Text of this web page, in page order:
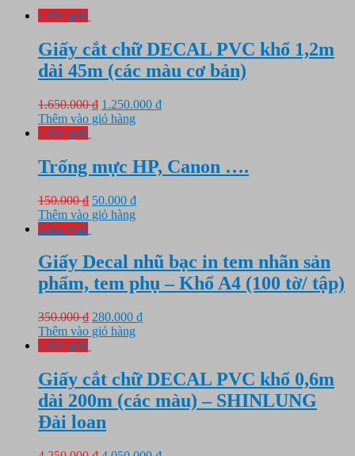
Giảm giá!
Giấy cắt chữ DECAL PVC khổ 1,2m
dài 45m (các màu cơ bản)
1.650.000₫ Giá
gốc
1.250.000 ₫Giá
1.250.000 ₫.
Thêm vào giỏ hàng
Giảm giá!
Trống mực HP, Canon ….
150.000₫ Giá
gốc
50.000 ₫Giá
50.000 ₫.
Thêm vào giỏ hàng
Giảm giá!
Giấy Decal nhũ bạc in tem nhãn sản
phẩm, tem phụ – Khổ A4 (100 tờ/ tập)
350.000₫ Giá
gốc
280.000 ₫Giá
280.000 ₫.
Thêm vào giỏ hàng
Giảm giá!
Giấy cắt chữ DECAL PVC khổ 0,6m
dài 200m (các màu) – SHINLUNG
Đài loan